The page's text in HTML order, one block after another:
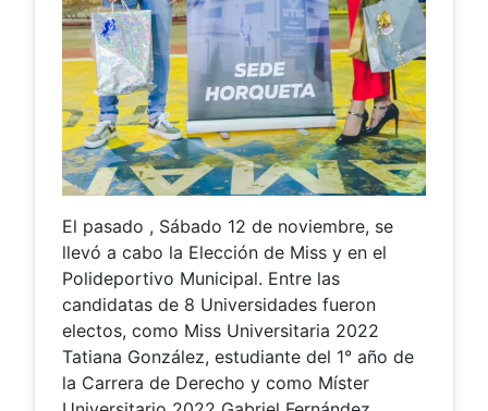
El pasado , Sábado 12 de noviembre, se
llevó a cabo la Elección de Miss y en el
Polideportivo Municipal. Entre las
candidatas de 8 Universidades fueron
electos, como Miss Universitaria 2022
Tatiana González, estudiante del 1° año de
la Carrera de Derecho y como Míster